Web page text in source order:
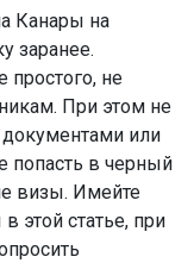
Канары на
заранее.
простого, не
При этом не
или
попасть в черный
визы. Имейте
этой статье, при